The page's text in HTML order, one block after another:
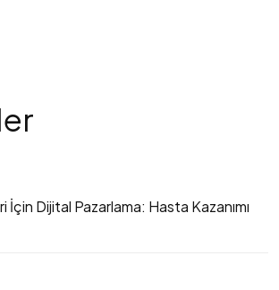
İçin Dijital Pazarlama: Hasta Kazanımı